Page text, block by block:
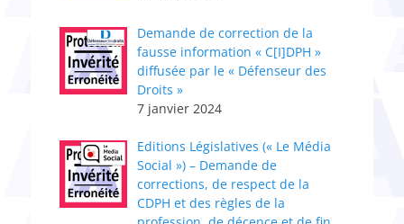
Demande de correction de la
fausse information « C[I]DPH »
diffusée par le « Défenseur des
Droits »
7 janvier 2024
Editions Législatives (« Le Média
Social ») – Demande de
corrections, de respect de la
CDPH et des règles de la